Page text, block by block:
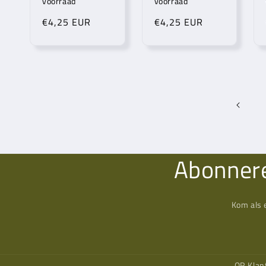
Normale
€4,25 EUR
Normale
€4,25 EUR
Kom als